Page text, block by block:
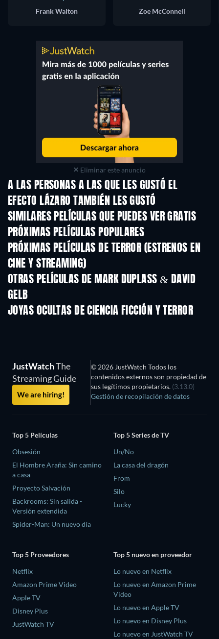
Frank Walton
Zoe McConnell
Eliminar este anuncio
A LAS PERSONAS A LAS QUE LES GUSTÓ EL
EFECTO LÁZARO TAMBIÉN LES GUSTÓ
SIMILARES PELÍCULAS QUE PUEDES VER GRATIS
PRÓXIMAS PELÍCULAS POPULARES
PRÓXIMAS PELÍCULAS DE TERROR (ESTRENOS EN
CINE Y STREAMING)
OTRAS PELÍCULAS DE MARK DUPLASS & DAVID
GELB
JOYAS OCULTAS DE CIENCIA FICCIÓN Y TERROR
JustWatchThe
Streaming Guide
We are hiring!
© 2026 JustWatch Todos los
contenidos externos son propiedad de
sus legítimos propietarios. (3.13.0)
Gestión de recopilación de datos
Top 5 Películas
Obsesión
El Hombre Araña: Sin camino
a casa
Proyecto Salvación
Backrooms: Sin salida -
Versión extendida
Spider-Man: Un nuevo día
Top 5 Series de TV
Un/No
La casa del dragón
From
Silo
Lucky
Top 5 Proveedores
Netflix
Amazon Prime Video
Apple TV
Disney Plus
JustWatch TV
Top 5 nuevo en proveedor
Lo nuevo en Netflix
Lo nuevo en Amazon Prime
Video
Lo nuevo en Apple TV
Lo nuevo en Disney Plus
Lo nuevo en JustWatch TV